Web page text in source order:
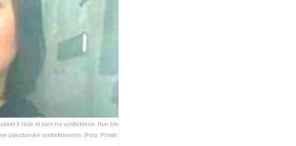
å føde et barn fra voldtektene. Hun ble
pakistanske voldtektsmenn. (Foto: Privat).